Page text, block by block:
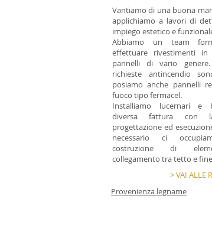
Vantiamo di una buona
applichiamo a lavori di
impiego estetico e
Abbiamo un team
effettuare rivestimenti
pannelli di vario
richieste antincendio
posiamo anche pannelli
fuoco tipo fermacel.
Installiamo lucernari e
diversa fattura con
progettazione ed
necessario ci
costruzione di
collegamento tra tetto e
> VAI ALLE
Provenienza legname